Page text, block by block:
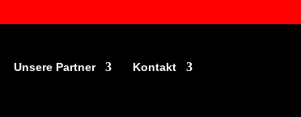
Unsere Partner Kontakt